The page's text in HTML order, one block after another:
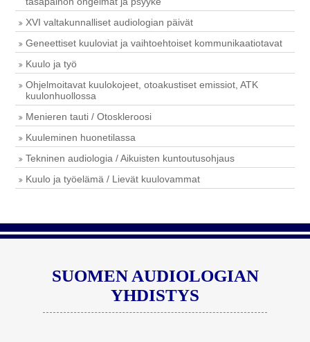
XVI valtakunnalliset audiologian päivät
Geneettiset kuuloviat ja vaihtoehtoiset kommunikaatiotavat
Kuulo ja työ
Ohjelmoitavat kuulokojeet, otoakustiset emissiot, ATK
kuulonhuollossa
Menieren tauti / Otoskleroosi
Kuuleminen huonetilassa
Tekninen audiologia / Aikuisten kuntoutusohjaus
Kuulo ja työelämä / Lievät kuulovammat
SUOMEN AUDIOLOGIAN
YHDISTYS